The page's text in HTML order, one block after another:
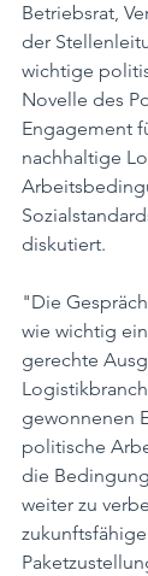
Betriebsrat,
der
wichtige
Novelle des
Engagement
nachhaltige
diskutiert.
"Die
wie wichtig
gerechte
gewonnenen
politische
die
weiter zu